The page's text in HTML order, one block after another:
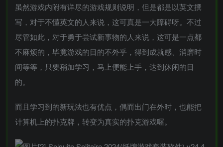
虽然游戏内附有详尽的游戏规则说明，但是都是以英文撰
写，对于不懂英文的人来说，这可真是一大障碍呀。不过
尽管如此，对于勇于尝试新事物的人来说，这可是一点都
不麻烦的，毕竟游戏的目的不外乎，得到成就感、消磨时
间等等，只要稍加学习，马上便能上手，达到休闲的目
的。
而且学习到的新玩法也有优点，偶而出门在外时，也能把
计算机上的扑克牌，转变为真实的扑克游戏喔。